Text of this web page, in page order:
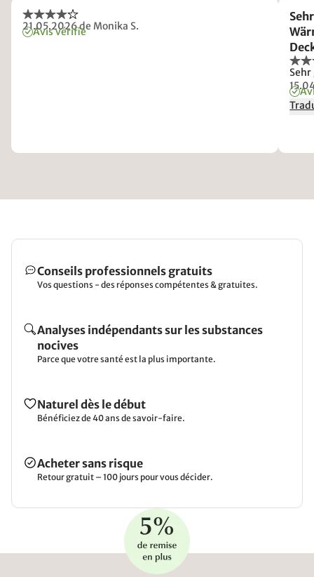
21.05.2026de Monika S.
Avis vérifié
Sehr
Conseils professionnels gratuits
Vos questions - des réponses compétentes & gratuites.
Analyses indépendants sur les substances
nocives
Parce que votre santé est la plus importante.
Naturel dès le début
Bénéficiez de 40 ans de savoir-faire.
Acheter sans risque
Retour gratuit – 100 jours pour vous décider.